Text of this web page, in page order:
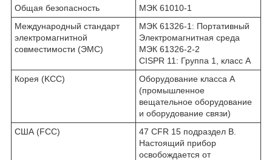
Общая безопасность
МЭК 61010-1
Международный стандарт
электромагнитной
совместимости (ЭМС)
МЭК 61326-1: Портативный
Электромагнитная среда
МЭК 61326-2-2
CISPR 11: Группа 1, класс A
Корея (KCC)
Оборудование класса A
(промышленное
вещательное оборудование
и оборудование связи)
США (FCC)
47 CFR 15 подраздел B.
Настоящий прибор
освобождается от